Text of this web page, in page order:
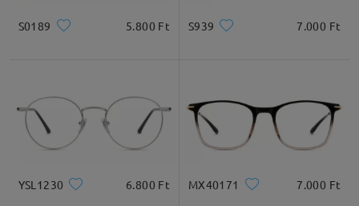
S0189 5.800 Ft S939 7.000 Ft
YSL1230 6.800 Ft MX40171 7.000 Ft